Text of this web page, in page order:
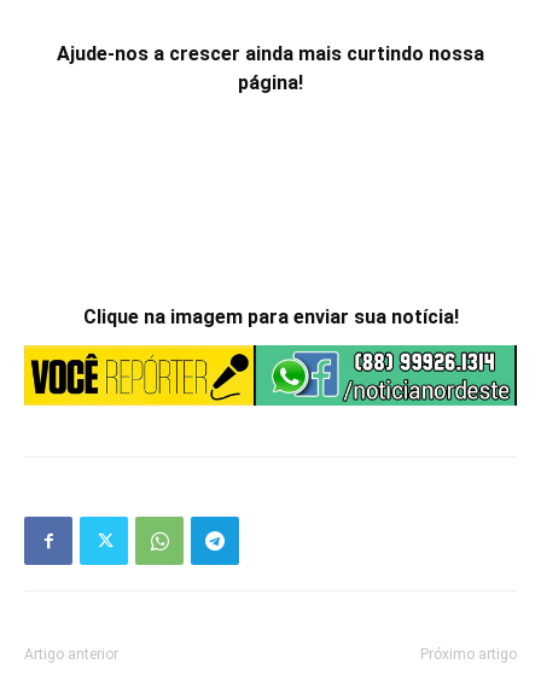
Ajude-nos a crescer ainda mais curtindo nossa
página!
Clique na imagem para enviar sua notícia!
Artigo anterior Próximo artigo